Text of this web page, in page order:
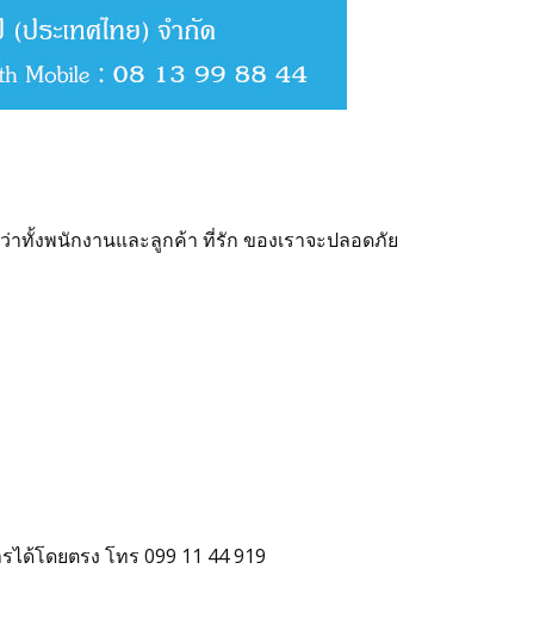
ทั้งพนักงานและลูกค้า ที่รัก ของเราจะปลอดภัย
โดยตรง โทร 099 11 44 919